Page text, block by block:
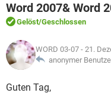
WHATSAPP
FACEBOOK
WINDOWS 10
WHATSAPP
FACEBOOK
SPIELE
ANDROID
WINDOWS 10
WHATSAPP
FACEBOOK
FORUM
SPIELE
ANDROID
LEXIKON
SPIELE
ANDROID
Word 2007& Word
Gelöst/Geschlossen
WORD 03-07 - 21.
anonymer
Guten Tag,